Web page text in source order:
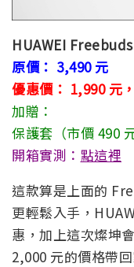
HUAWEI
原價： 3,490 元
優惠價： 1,990 元
加贈：
保護套（市價 490 元
開箱實測： 點這裡
這款算是上面的
更輕鬆入手，
惠，加上這次燦坤
2,000 元的價格帶